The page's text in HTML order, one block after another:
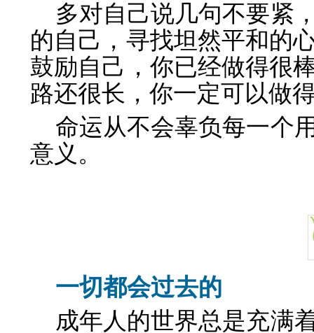
多对自己说几句不要紧
的自己，寻找坦然平和的
鼓励自己，你已经做得很
路还很长，你一定可以做
命运从不会辜负每一个
意义。
一切都会过去的
成年人的世界总是充满